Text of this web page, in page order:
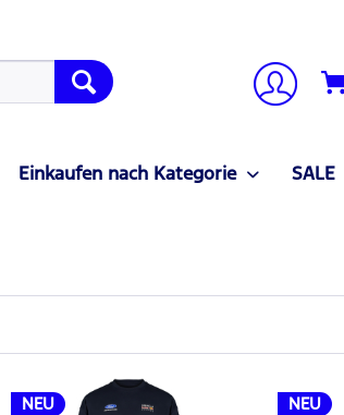
Einkaufen nach Kategorie SALE
NEU NEU